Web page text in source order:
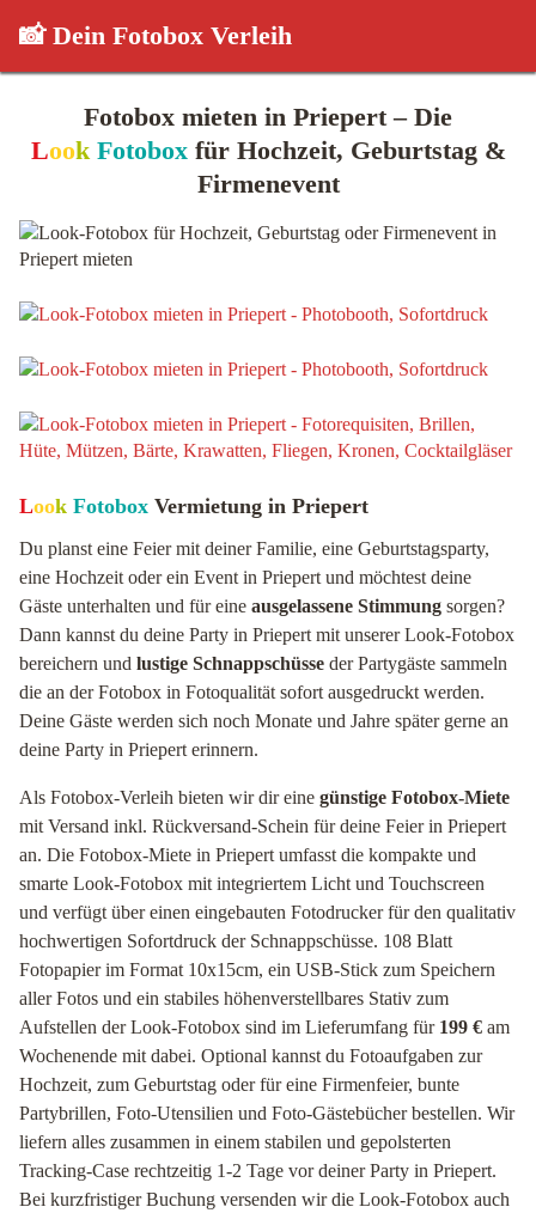
📸 Dein Fotobox Verleih
Fotobox mieten in Priepert – Die
Look Fotoboxfür Hochzeit, Geburtstag &
Firmenevent
Look Fotobox Vermietung in Priepert
Du planst eine Feier mit deiner Familie, eine Geburtstagsparty,
eine Hochzeit oder ein Event in Priepert und möchtest deine
Gäste unterhalten und für eine ausgelassene Stimmung sorgen?
Dann kannst du deine Party in Priepert mit unserer Look-Fotobox
bereichern und lustige Schnappschüsse der Partygäste sammeln
die an der Fotobox in Fotoqualität sofort ausgedruckt werden.
Deine Gäste werden sich noch Monate und Jahre später gerne an
deine Party in Priepert erinnern.
Als Fotobox-Verleih bieten wir dir eine günstige Fotobox-Miete
mit Versand inkl. Rückversand-Schein für deine Feier in Priepert
an. Die Fotobox-Miete in Priepert umfasst die kompakte und
smarte Look-Fotobox mit integriertem Licht und Touchscreen
und verfügt über einen eingebauten Fotodrucker für den qualitativ
hochwertigen Sofortdruck der Schnappschüsse. 108 Blatt
Fotopapier im Format 10x15cm, ein USB-Stick zum Speichern
aller Fotos und ein stabiles höhenverstellbares Stativ zum
Aufstellen der Look-Fotobox sind im Lieferumfang für 199 € am
Wochenende mit dabei. Optional kannst du Fotoaufgaben zur
Hochzeit, zum Geburtstag oder für eine Firmenfeier, bunte
Partybrillen, Foto-Utensilien und Foto-Gästebücher bestellen. Wir
liefern alles zusammen in einem stabilen und gepolsterten
Tracking-Case rechtzeitig 1-2 Tage vor deiner Party in Priepert.
Bei kurzfristiger Buchung versenden wir die Look-Fotobox auch